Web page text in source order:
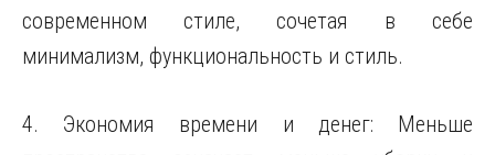
современном стиле, сочетая в себе
минимализм, функциональность и стиль.
4. Экономия времени и денег: Меньше